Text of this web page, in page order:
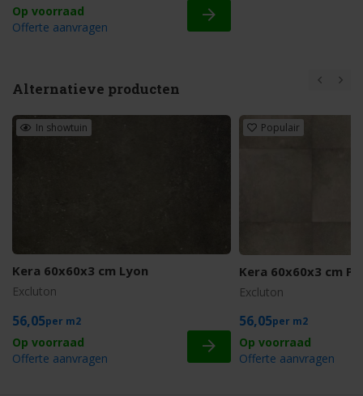
Offerte aanvragen
Alternatieve producten
In showtuin
Kera 60x60x3 cm Lyon
Excluton
56,05 m2
Offerte aanvragen
Populair
Kera 60x60x3 cm
Excluton
56,05 m2
Offerte aanvragen